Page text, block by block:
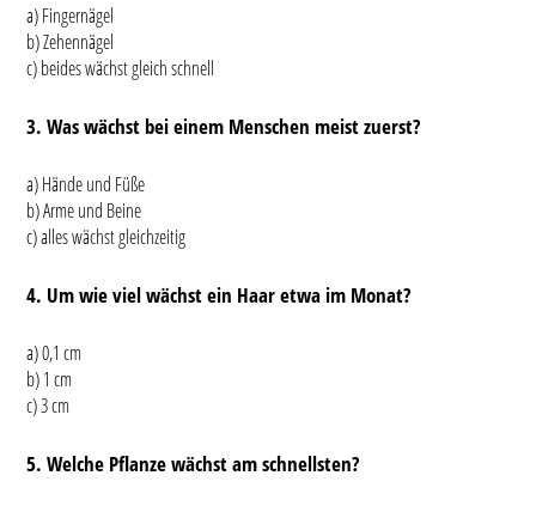
a) Fingernägel
b) Zehennägel
c) beides wächst gleich schnell
3. Was wächst bei einem Menschen meist zuerst?
a) Hände und Füße
b) Arme und Beine
c) alles wächst gleichzeitig
4. Um wie viel wächst ein Haar etwa im Monat?
a) 0,1 cm
b) 1 cm
c) 3 cm
5. Welche Pflanze wächst am schnellsten?